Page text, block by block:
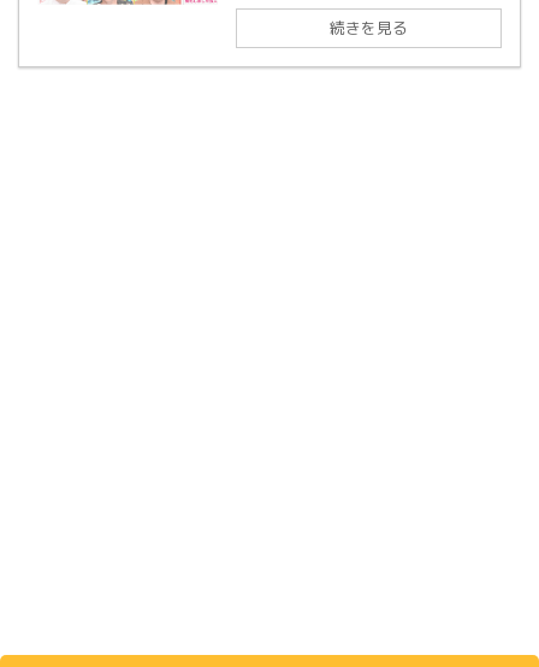
続きを見る